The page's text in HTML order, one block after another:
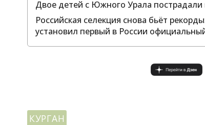
Двое детей с Южного Урала
Российская селекция снова бьёт
установил первый в России
КУРГАН